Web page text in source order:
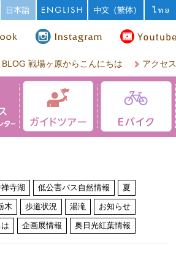
BLOG 戦場ヶ原からこんにちは アクセス
寺湖 低公害バス自然情報 夏
木 歩道状況 湯滝 お知らせ
企画展情報 奥日光紅葉情報